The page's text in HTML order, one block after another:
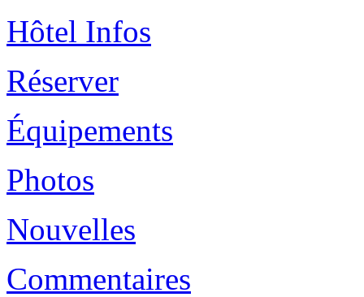
Hôtel Infos
Réserver
Équipements
Photos
Nouvelles
Commentaires